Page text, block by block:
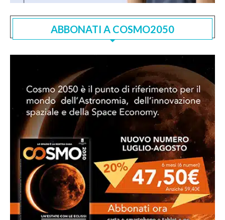
ABBONATI A COSMO2050